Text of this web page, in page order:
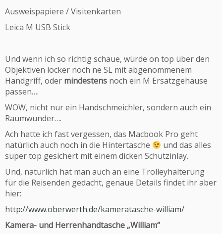
Ausweispapiere / Visitenkarten
Leica M USB Stick
Und wenn ich so richtig schaue, würde on top über den
Objektiven locker noch ne SL mit abgenommenem
Handgriff, oder mindestens noch ein M Ersatzgehäuse
passen….
WOW, nicht nur ein Handschmeichler, sondern auch ein
Raumwunder….
Ach hatte ich fast vergessen, das Macbook Pro geht
natürlich auch noch in die Hintertasche
und das alles
super top gesichert mit einem dicken Schutzinlay.
Und, natürlich hat man auch an eine Trolleyhalterung
für die Reisenden gedacht, genaue Details findet ihr aber
hier:
http://www.oberwerth.de/kameratasche-william/
Kamera- und Herrenhandtasche „William“